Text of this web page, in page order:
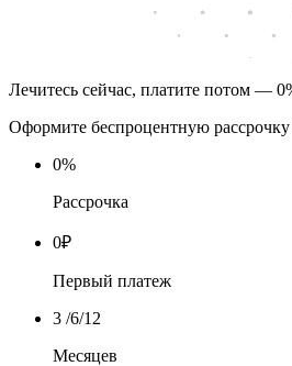
Лечитесь сейчас, платите потом —
Оформите беспроцентную
0%
Рассрочка
0₽
Первый платеж
3 /6/12
Месяцев